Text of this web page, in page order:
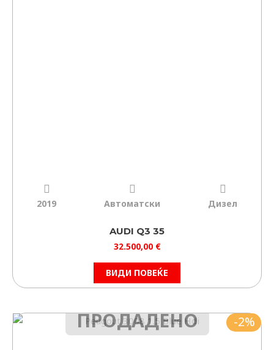
2019 Автоматски Дизел
AUDI Q3 35
32.500,00 €
ВИДИ ПОВЕЌЕ
-2%
ПРОДАДЕНО
Original
price
was:
Current
price
is: